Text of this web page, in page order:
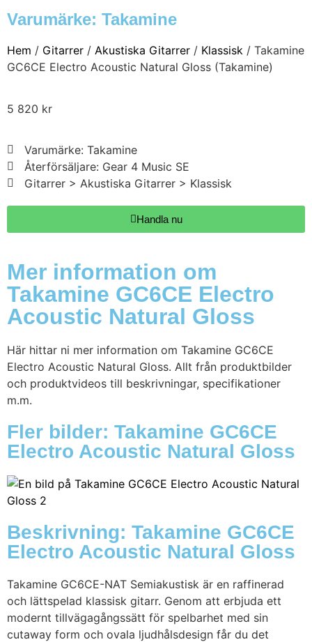
Varumärke: Takamine
Hem / Gitarrer / Akustiska Gitarrer / Klassisk / Takamine
GC6CE Electro Acoustic Natural Gloss (Takamine)
5 820 kr
Varumärke: Takamine
Återförsäljare: Gear 4 Music SE
Gitarrer > Akustiska Gitarrer > Klassisk
Handla nu
Mer information om
Takamine GC6CE Electro
Acoustic Natural Gloss
Här hittar ni mer information om Takamine GC6CE
Electro Acoustic Natural Gloss. Allt från produktbilder
och produktvideos till beskrivningar, specifikationer
m.m.
Fler bilder: Takamine GC6CE
Electro Acoustic Natural Gloss
Beskrivning: Takamine GC6CE
Electro Acoustic Natural Gloss
Takamine GC6CE-NAT Semiakustisk är en raffinerad
och lättspelad klassisk gitarr. Genom att erbjuda ett
modernt tillvägagångssätt för spelbarhet med sin
cutaway form och ovala ljudhålsdesign får du det